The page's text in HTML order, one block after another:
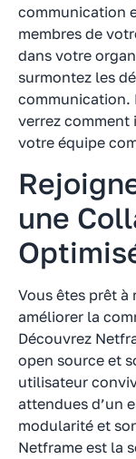
communication
membres de
dans votre
surmontez les
communication.
verrez
votre équipe
une
Vous êtes prêt à
améliorer la
Découvrez
open source et
utilisateur
attendues d’un
modularité et
Netframe est la